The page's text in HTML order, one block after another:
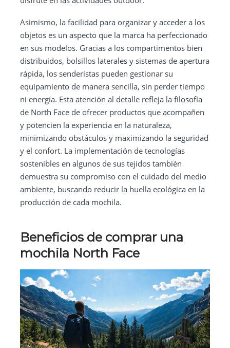
Asimismo, la facilidad para organizar y acceder a los
objetos es un aspecto que la marca ha perfeccionado
en sus modelos. Gracias a los compartimentos bien
distribuidos, bolsillos laterales y sistemas de apertura
rápida, los senderistas pueden gestionar su
equipamiento de manera sencilla, sin perder tiempo
ni energía. Esta atención al detalle refleja la filosofía
de North Face de ofrecer productos que acompañen
y potencien la experiencia en la naturaleza,
minimizando obstáculos y maximizando la seguridad
y el confort. La implementación de tecnologías
sostenibles en algunos de sus tejidos también
demuestra su compromiso con el cuidado del medio
ambiente, buscando reducir la huella ecológica en la
producción de cada mochila.
Beneficios de comprar una
mochila North Face